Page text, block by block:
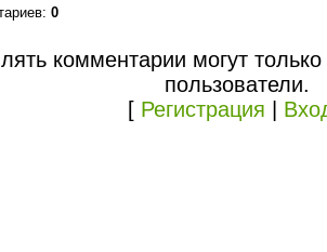
: 0
комментарии могут
пользователи.
[ Регистрация